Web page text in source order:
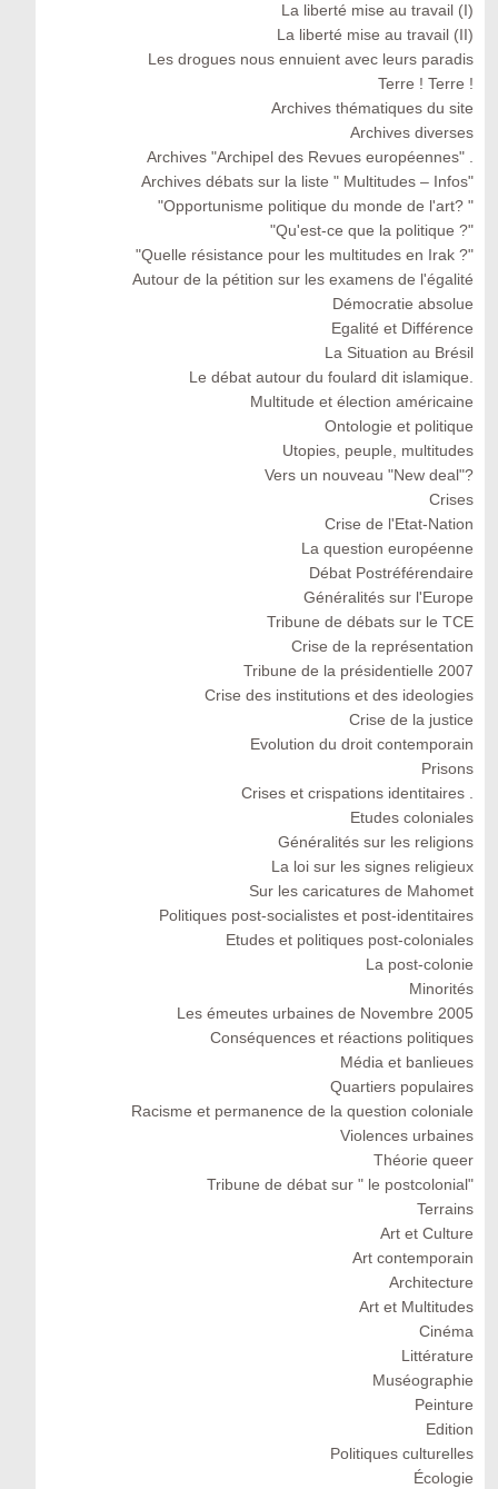
La liberté mise au travail (I)
La liberté mise au travail (II)
Les drogues nous ennuient avec leurs paradis
Terre ! Terre !
Archives thématiques du site
Archives diverses
Archives "Archipel des Revues européennes" .
Archives débats sur la liste " Multitudes – Infos"
"Opportunisme politique du monde de l'art? "
"Qu'est-ce que la politique ?"
"Quelle résistance pour les multitudes en Irak ?"
Autour de la pétition sur les examens de l'égalité
Démocratie absolue
Egalité et Différence
La Situation au Brésil
Le débat autour du foulard dit islamique.
Multitude et élection américaine
Ontologie et politique
Utopies, peuple, multitudes
Vers un nouveau "New deal"?
Crises
Crise de l'Etat-Nation
La question européenne
Débat Postréférendaire
Généralités sur l'Europe
Tribune de débats sur le TCE
Crise de la représentation
Tribune de la présidentielle 2007
Crise des institutions et des ideologies
Crise de la justice
Evolution du droit contemporain
Prisons
Crises et crispations identitaires .
Etudes coloniales
Généralités sur les religions
La loi sur les signes religieux
Sur les caricatures de Mahomet
Politiques post-socialistes et post-identitaires
Etudes et politiques post-coloniales
La post-colonie
Minorités
Les émeutes urbaines de Novembre 2005
Conséquences et réactions politiques
Média et banlieues
Quartiers populaires
Racisme et permanence de la question coloniale
Violences urbaines
Théorie queer
Tribune de débat sur " le postcolonial"
Terrains
Art et Culture
Art contemporain
Architecture
Art et Multitudes
Cinéma
Littérature
Muséographie
Peinture
Edition
Politiques culturelles
Écologie